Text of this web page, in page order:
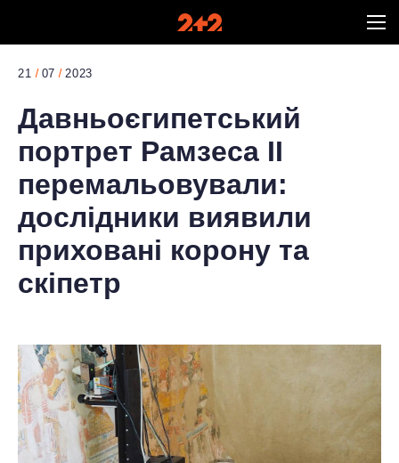
21 07 2023
Давньоєгипетський
портрет Рамзеса II
перемальовували:
дослідники виявили
приховані корону та
скіпетр